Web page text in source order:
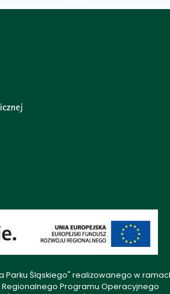
Parku Śląskiego" realizowanego w
Regionalnego Programu Operacyjnego